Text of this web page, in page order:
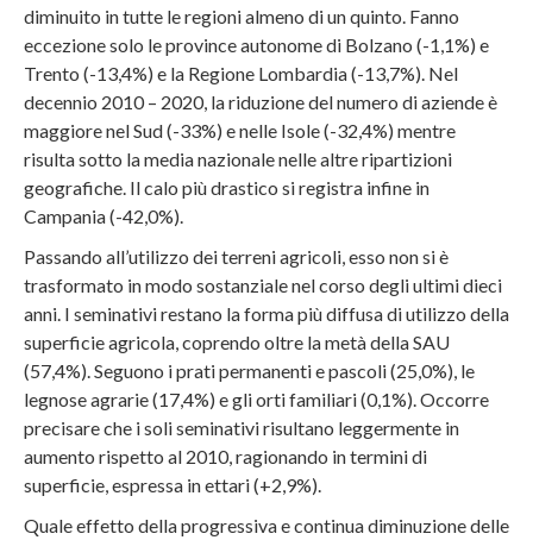
diminuito in tutte le regioni almeno di un quinto. Fanno
eccezione solo le province autonome di Bolzano (-1,1%) e
Trento (-13,4%) e la Regione Lombardia (-13,7%). Nel
decennio 2010 – 2020, la riduzione del numero di aziende è
maggiore nel Sud (-33%) e nelle Isole (-32,4%) mentre
risulta sotto la media nazionale nelle altre ripartizioni
geografiche. Il calo più drastico si registra infine in
Campania (-42,0%).
Passando all’utilizzo dei terreni agricoli, esso non si è
trasformato in modo sostanziale nel corso degli ultimi dieci
anni. I seminativi restano la forma più diffusa di utilizzo della
superficie agricola, coprendo oltre la metà della SAU
(57,4%). Seguono i prati permanenti e pascoli (25,0%), le
legnose agrarie (17,4%) e gli orti familiari (0,1%). Occorre
precisare che i soli seminativi risultano leggermente in
aumento rispetto al 2010, ragionando in termini di
superficie, espressa in ettari (+2,9%).
Quale effetto della progressiva e continua diminuzione delle